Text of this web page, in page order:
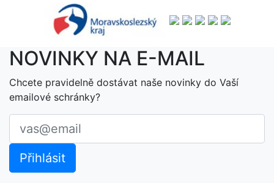
NOVINKY NA E-MAIL
Chcete pravidelně dostávat naše novinky do Vaší
emailové schránky?